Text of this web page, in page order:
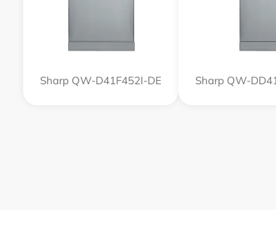
Sharp QW-D41F452I-DE Sharp QW-